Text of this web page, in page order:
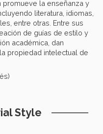
promueve la enseñanza y
literatura, idiomas,
entre otras. Entre sus
de guías de estilo y
académica, dan
propiedad intelectual de
Style